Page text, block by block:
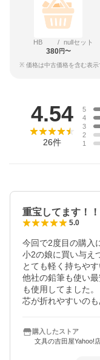
HB / nullセット
380円〜
※ 価格は中古価格を含む表示
4.54
26件
5
4
3
2
1
重宝してます！！
5.0
今回で2度目の購入
小2の娘に買い与え
とても軽く持ちや
他社の鉛筆も使い
も使用してました。
芯が折れやすいのも
低学年のうちは、兎
その部分も考える
購入したストア
文具の吉田屋Yahoo!